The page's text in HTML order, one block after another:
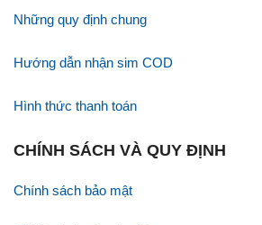
Những quy định chung
Hướng dẫn nhận sim COD
Hình thức thanh toán
CHÍNH SÁCH VÀ QUY ĐỊNH
Chính sách bảo mật